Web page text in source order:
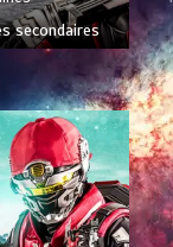
secondaires